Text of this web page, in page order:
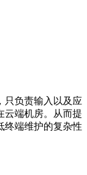
只负责输入以及应
云端机房。从而提
终端维护的复杂性